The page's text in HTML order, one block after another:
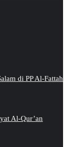
di PP Al-Fattah
Al-Qur’an